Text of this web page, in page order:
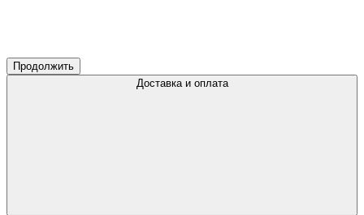
Продолжить
Доставка и оплата